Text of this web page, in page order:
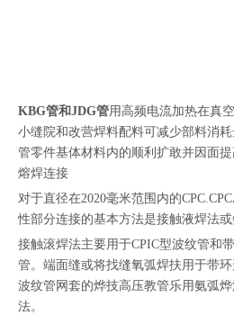
KBG管和JDG管用高频电流加热在真
小缝院和改营焊料配料可减少部料消
管零件基体材料内的顺利扩敢并因面
熔焊连接
对于直径在2020毫米范围内的
性部分连接的基本方法是接触液焊法或
接触滚焊法主要用于CPIC型波纹管和
管。端面缝或将找缝氧弧焊扶用于带
波纹管网套的烨技高压教管乐用氨弧
法。